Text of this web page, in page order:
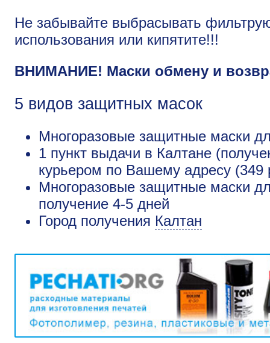
Не забывайте выбрасывать
использования или кипятите!!!
ВНИМАНИЕ! Маски обмену и
5 видов защитных масок
Многоразовые защитные маски
1 пункт выдачи в Калтане
курьером по Вашему адресу (349
Многоразовые защитные маски
получение 4-5 дней
Город получения Калтан